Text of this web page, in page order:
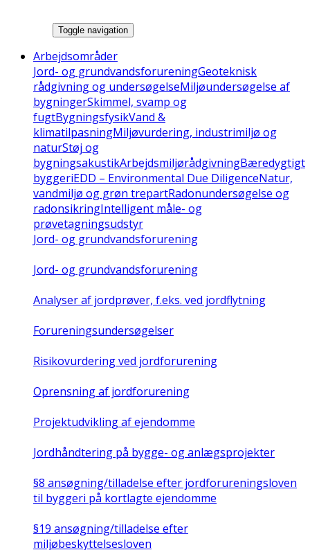
Toggle navigation
Arbejdsområder
Jord- og grundvandsforureningGeoteknisk
rådgivning og undersøgelseMiljøundersøgelse af
bygningerSkimmel, svamp og
fugtBygningsfysikVand &
klimatilpasningMiljøvurdering, industrimiljø og
naturStøj og
bygningsakustikArbejdsmiljørådgivningBæredygtigt
byggeriEDD – Environmental Due DiligenceNatur,
vandmiljø og grøn trepartRadonundersøgelse og
radonsikringIntelligent måle- og
prøvetagningsudstyr
Jord- og grundvandsforurening
Jord- og grundvandsforurening
Analyser af jordprøver, f.eks. ved jordflytning
Forureningsundersøgelser
Risikovurdering ved jordforurening
Oprensning af jordforurening
Projektudvikling af ejendomme
Jordhåndtering på bygge- og anlægsprojekter
§8 ansøgning/tilladelse efter jordforureningsloven
til byggeri på kortlagte ejendomme
§19 ansøgning/tilladelse efter
miljøbeskyttelsesloven